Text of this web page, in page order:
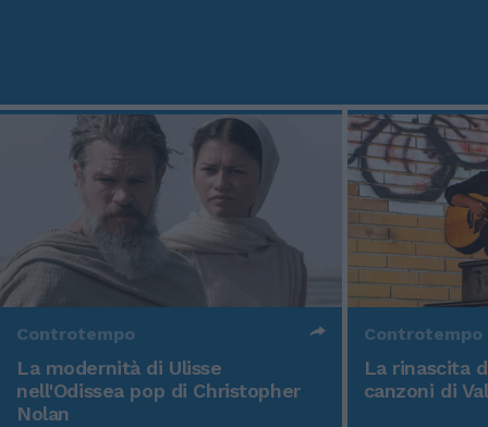
Controtempo
La modernità di Ulisse
nell'Odissea pop di Christopher
Nolan
Controtempo
La rinascita
canzoni di